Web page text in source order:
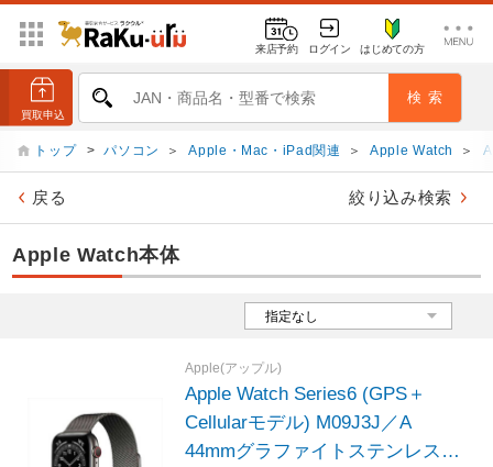
来店予約 ログイン はじめての方
トップ > パソコン ＞ Apple・Mac・iPad関連 ＞ Apple Watch ＞
戻る 絞り込み検索
Apple Watch本体
Apple(アップル)
Apple Watch Series6 (GPS＋
Cellularモデル) M09J3J／A
44mmグラファイトステンレスス